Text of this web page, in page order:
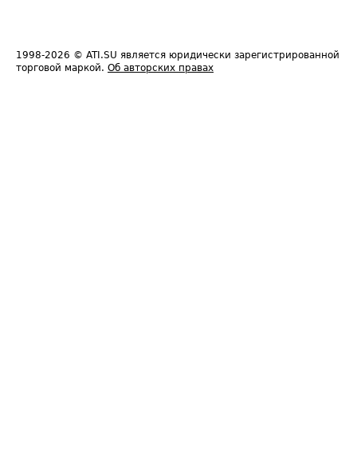
1998-2026 © ATI.SU является юридически зарегистрированной
торговой маркой. Об авторских правах